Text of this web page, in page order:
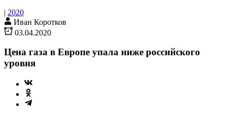
| 2020
Иван Коротков
03.04.2020
Цена газа в Европе упала ниже российского
уровня